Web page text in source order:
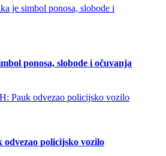
ponosa, slobode i očuvanja
odvezao policijsko vozilo